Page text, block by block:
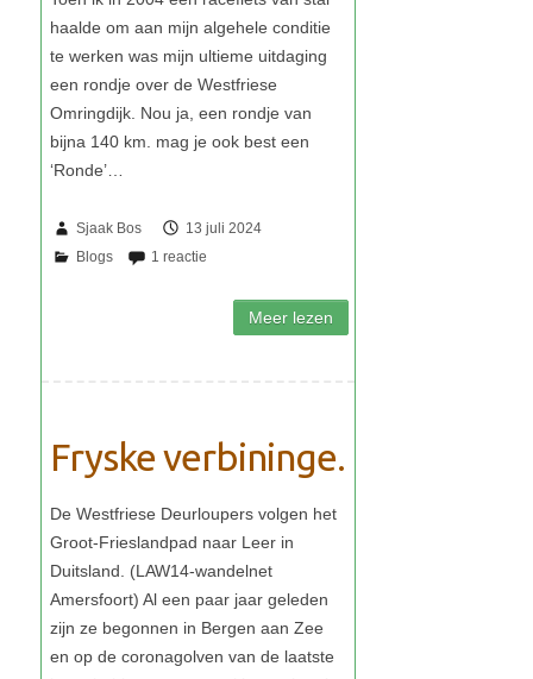
Sjaak Bos 13 juli 2024
Fryske verbininge.